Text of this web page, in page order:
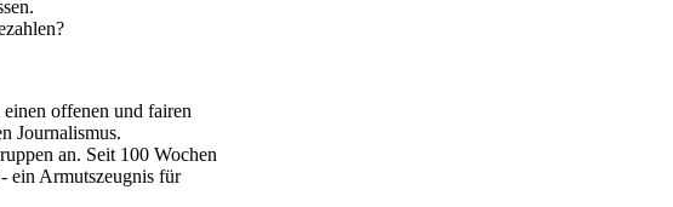
offenen und fairen
Journalismus.
an. Seit 100 Wochen
ein Armutszeugnis für